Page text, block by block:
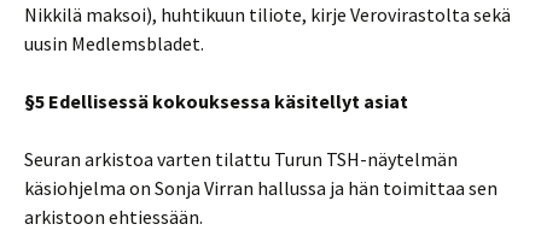
Nikkilä maksoi), huhtikuun tiliote, kirje Verovirastolta sekä
uusin Medlemsbladet.
§5 Edellisessä kokouksessa käsitellyt asiat
Seuran arkistoa varten tilattu Turun TSH-näytelmän
käsiohjelma on Sonja Virran hallussa ja hän toimittaa sen
arkistoon ehtiessään.